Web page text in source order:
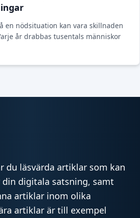
en nödsituation kan vara skillnaden
år drabbas tusentals människor
du läsvärda artiklar som kan
digitala satsning, samt
artiklar inom olika
artiklar är till exempel